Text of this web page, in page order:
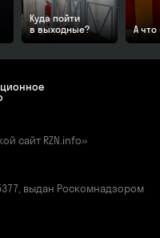
Куда пойти
в выходные?
А что
сайт RZN.info»
выдан Роскомнадзором